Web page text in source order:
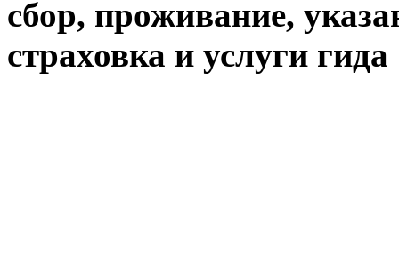
сбор, проживание,
страховка и услуги гида